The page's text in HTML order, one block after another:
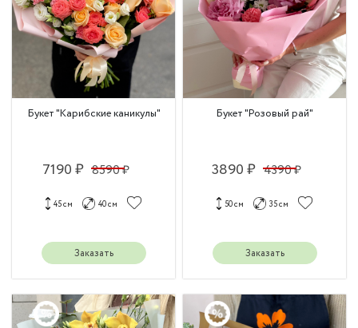
Букет "Карибские каникулы"
7190 ₽ 8590 ₽
45 см 40 см
Заказать
Букет "Розовый рай"
3890 ₽ 4390 ₽
50 см 35 см
Заказать